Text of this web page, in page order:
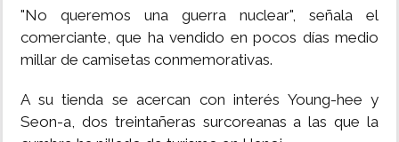
"No queremos una guerra nuclear", señala el
comerciante, que ha vendido en pocos días medio
millar de camisetas conmemorativas.
A su tienda se acercan con interés Young-hee y
Seon-a, dos treintañeras surcoreanas a las que la